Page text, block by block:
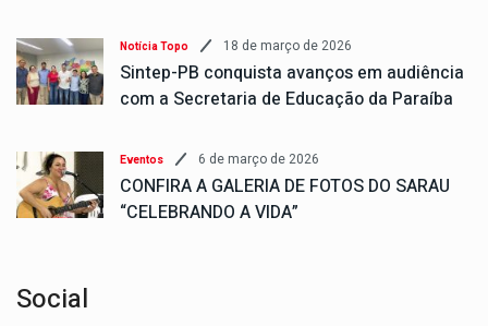
Notícia Topo 18 de março de 2026
Sintep-PB conquista avanços em audiência
com a Secretaria de Educação da Paraíba
Eventos 6 de março de 2026
CONFIRA A GALERIA DE FOTOS DO SARAU
“CELEBRANDO A VIDA”
Social